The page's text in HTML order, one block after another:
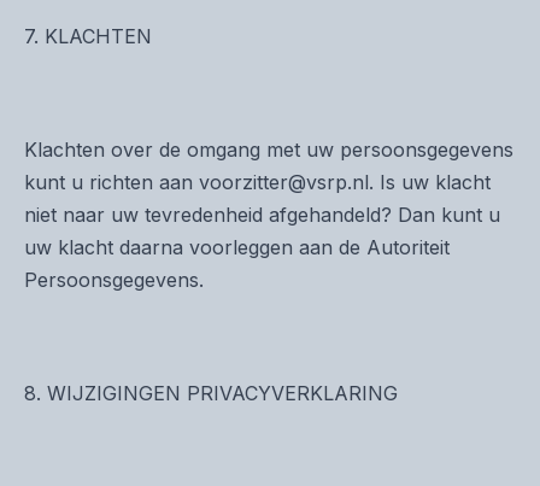
7. KLACHTEN
Klachten over de omgang met uw persoonsgegevens
kunt u richten aan voorzitter@vsrp.nl. Is uw klacht
niet naar uw tevredenheid afgehandeld? Dan kunt u
uw klacht daarna voorleggen aan de Autoriteit
Persoonsgegevens.
8. WIJZIGINGEN PRIVACYVERKLARING